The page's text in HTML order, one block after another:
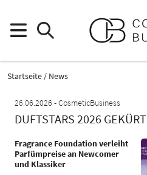
Startseite
News
26.06.2026
CosmeticBusiness
DUFTSTARS 2026 GEKÜRT
Fragrance Foundation verleiht
Parfümpreise an Newcomer
und Klassiker